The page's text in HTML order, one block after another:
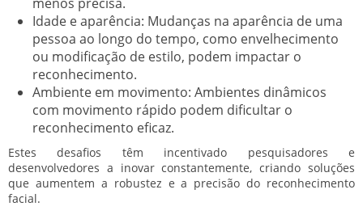
Idade e aparência: Mudanças na aparência de uma
pessoa ao longo do tempo, como envelhecimento
ou modificação de estilo, podem impactar o
reconhecimento.
Ambiente em movimento: Ambientes dinâmicos
com movimento rápido podem dificultar o
reconhecimento eficaz.
Estes desafios têm incentivado pesquisadores e
desenvolvedores a inovar constantemente, criando soluções
que aumentem a robustez e a precisão do reconhecimento
facial.